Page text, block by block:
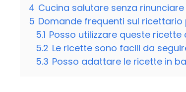
4 Cucina salutare senza
5 Domande frequenti sul
5.1 Posso utilizzare queste
5.2 Le ricette sono facili da
5.3 Posso adattare le ricette in